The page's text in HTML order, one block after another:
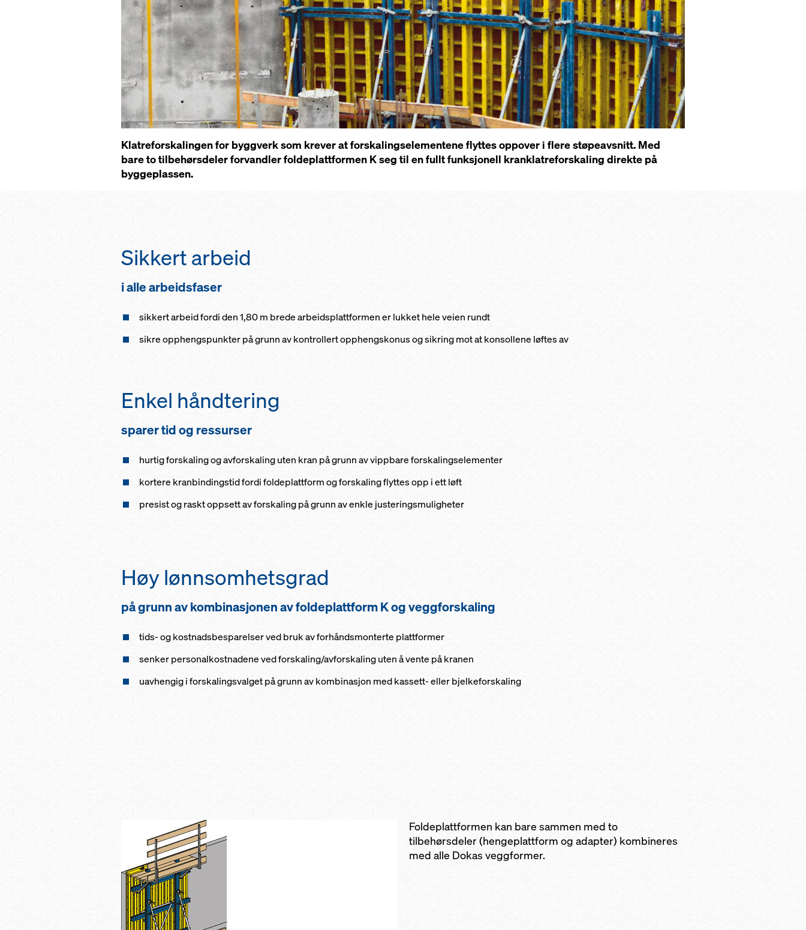
Klatreforskalingen for byggverk som krever at forskalingselementene flyttes oppover i flere støpeavsnitt. Med
bare to tilbehørsdeler forvandler foldeplattformen K seg til en fullt funksjonell kranklatreforskaling direkte på
byggeplassen.
Sikkert arbeid
i alle arbeidsfaser
sikkert arbeid fordi den 1,80 m brede arbeidsplattformen er lukket hele veien rundt
sikre opphengspunkter på grunn av kontrollert opphengskonus og sikring mot at konsollene løftes av
Enkel håndtering
sparer tid og ressurser
hurtig forskaling og avforskaling uten kran på grunn av vippbare forskalingselementer
kortere kranbindingstid fordi foldeplattform og forskaling flyttes opp i ett løft
presist og raskt oppsett av forskaling på grunn av enkle justeringsmuligheter
Høy lønnsomhetsgrad
på grunn av kombinasjonen av foldeplattform K og veggforskaling
tids- og kostnadsbesparelser ved bruk av forhåndsmonterte plattformer
senker personalkostnadene ved forskaling/avforskaling uten å vente på kranen
uavhengig i forskalingsvalget på grunn av kombinasjon med kassett- eller bjelkeforskaling
Foldeplattformen kan bare sammen med to
tilbehørsdeler (hengeplattform og adapter) kombineres
med alle Dokas veggformer.